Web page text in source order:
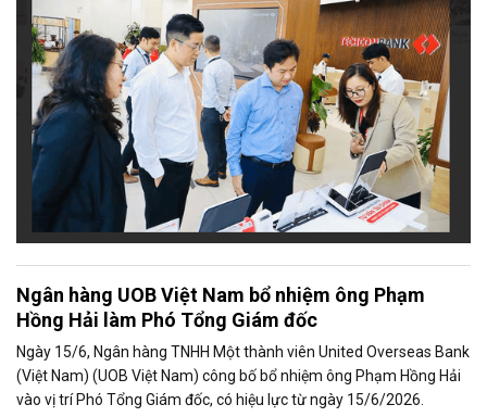
và sẽ tiếp tục mở rộng đến các địa bàn trọng điểm du lịch trên toàn
quốc trong thời gian tới.
Ngân hàng UOB Việt Nam bổ nhiệm ông Phạm
Hồng Hải làm Phó Tổng Giám đốc
Ngày 15/6, Ngân hàng TNHH Một thành viên United Overseas Bank
(Việt Nam) (UOB Việt Nam) công bố bổ nhiệm ông Phạm Hồng Hải
vào vị trí Phó Tổng Giám đốc, có hiệu lực từ ngày 15/6/2026.